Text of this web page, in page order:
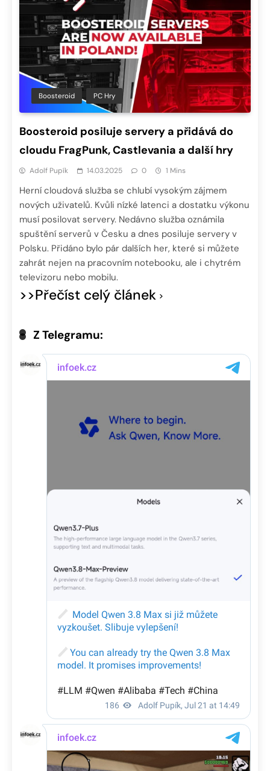
Boosteroid PC Hry
Boosteroid posiluje servery a přidává do
cloudu FragPunk, Castlevania a další hry
Adolf Pupík 14.03.2025 0 1 Mins
Herní cloudová služba se chlubí vysokým zájmem
nových uživatelů. Kvůli nízké latenci a dostatku výkonu
musí posilovat servery. Nedávno služba oznámila
spuštění serverů v Česku a dnes posiluje servery v
Polsku. Přidáno bylo pár dalších her, které si můžete
zahrát nejen na pracovním notebooku, ale i chytrém
televizoru nebo mobilu.
>>Přečíst celý článek
Z Telegramu: